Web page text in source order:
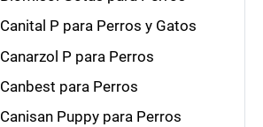
Canital P para Perros y Gatos
Canarzol P para Perros
Canbest para Perros
Canisan Puppy para Perros